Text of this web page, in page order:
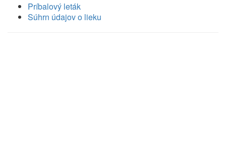
Príbalový leták
Súhrn údajov o lieku